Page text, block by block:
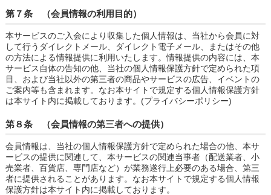
第７条 （会員情報の利用目的）
本サービスのご入会により収集した個人情報は、当社から会員に対
して行うダイレクトメール、ダイレクト電子メール、またはその他
の方法による情報提供に利用いたします。情報提供の内容には、本
サービス自体の告知の他、当社の個人情報保護方針で定められた項
目、および当社以外の第三者の商品やサービスの広告、イベントの
ご案内等も含まれます。なお本サイトで規定する個人情報保護方針
は本サイト内に掲載しております。(プライバシーポリシー)
第８条 （会員情報の第三者への提供）
会員情報は、当社の個人情報保護方針で定められた場合の他、本サ
ービスの提供に関連して、本サービスの関連当事者（配送業者、小
売業者、百貨店、専門店など）が業務遂行上必要のある場合、第三
者に提供されることがあります。なお本サイトで規定する個人情報
保護方針は本サイト内に掲載しております。